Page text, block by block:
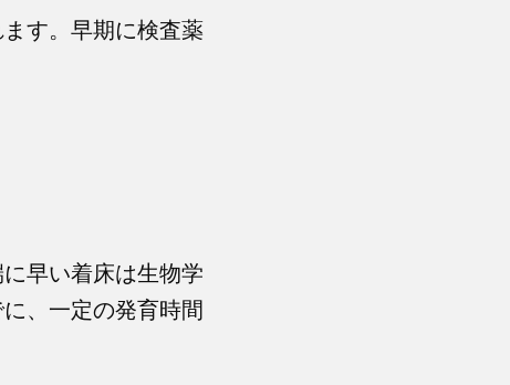
す。早期に検査薬
早い着床は生物学
、一定の発育時間